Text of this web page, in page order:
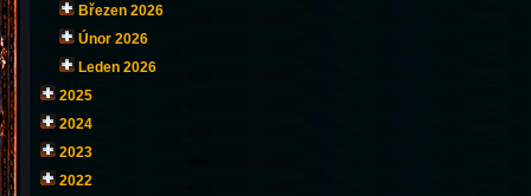
Březen 2026
Únor 2026
Leden 2026
2025
2024
2023
2022